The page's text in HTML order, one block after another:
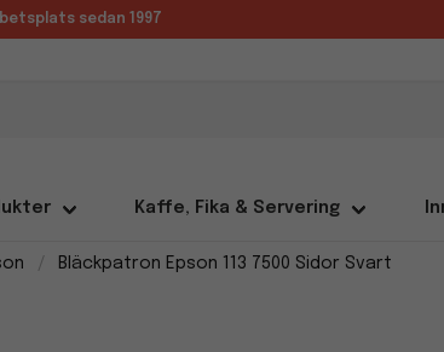
sedan 1997
Kaffe, Fika & Servering
Bläckpatron Epson 113 7500 Sidor Svart